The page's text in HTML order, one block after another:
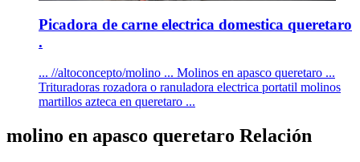
Picadora de carne electrica domestica queretaro
.
... //altoconcepto/molino ... Molinos en apasco queretaro ...
Trituradoras rozadora o ranuladora electrica portatil molinos
martillos azteca en queretaro ...
molino en apasco queretaro Relación